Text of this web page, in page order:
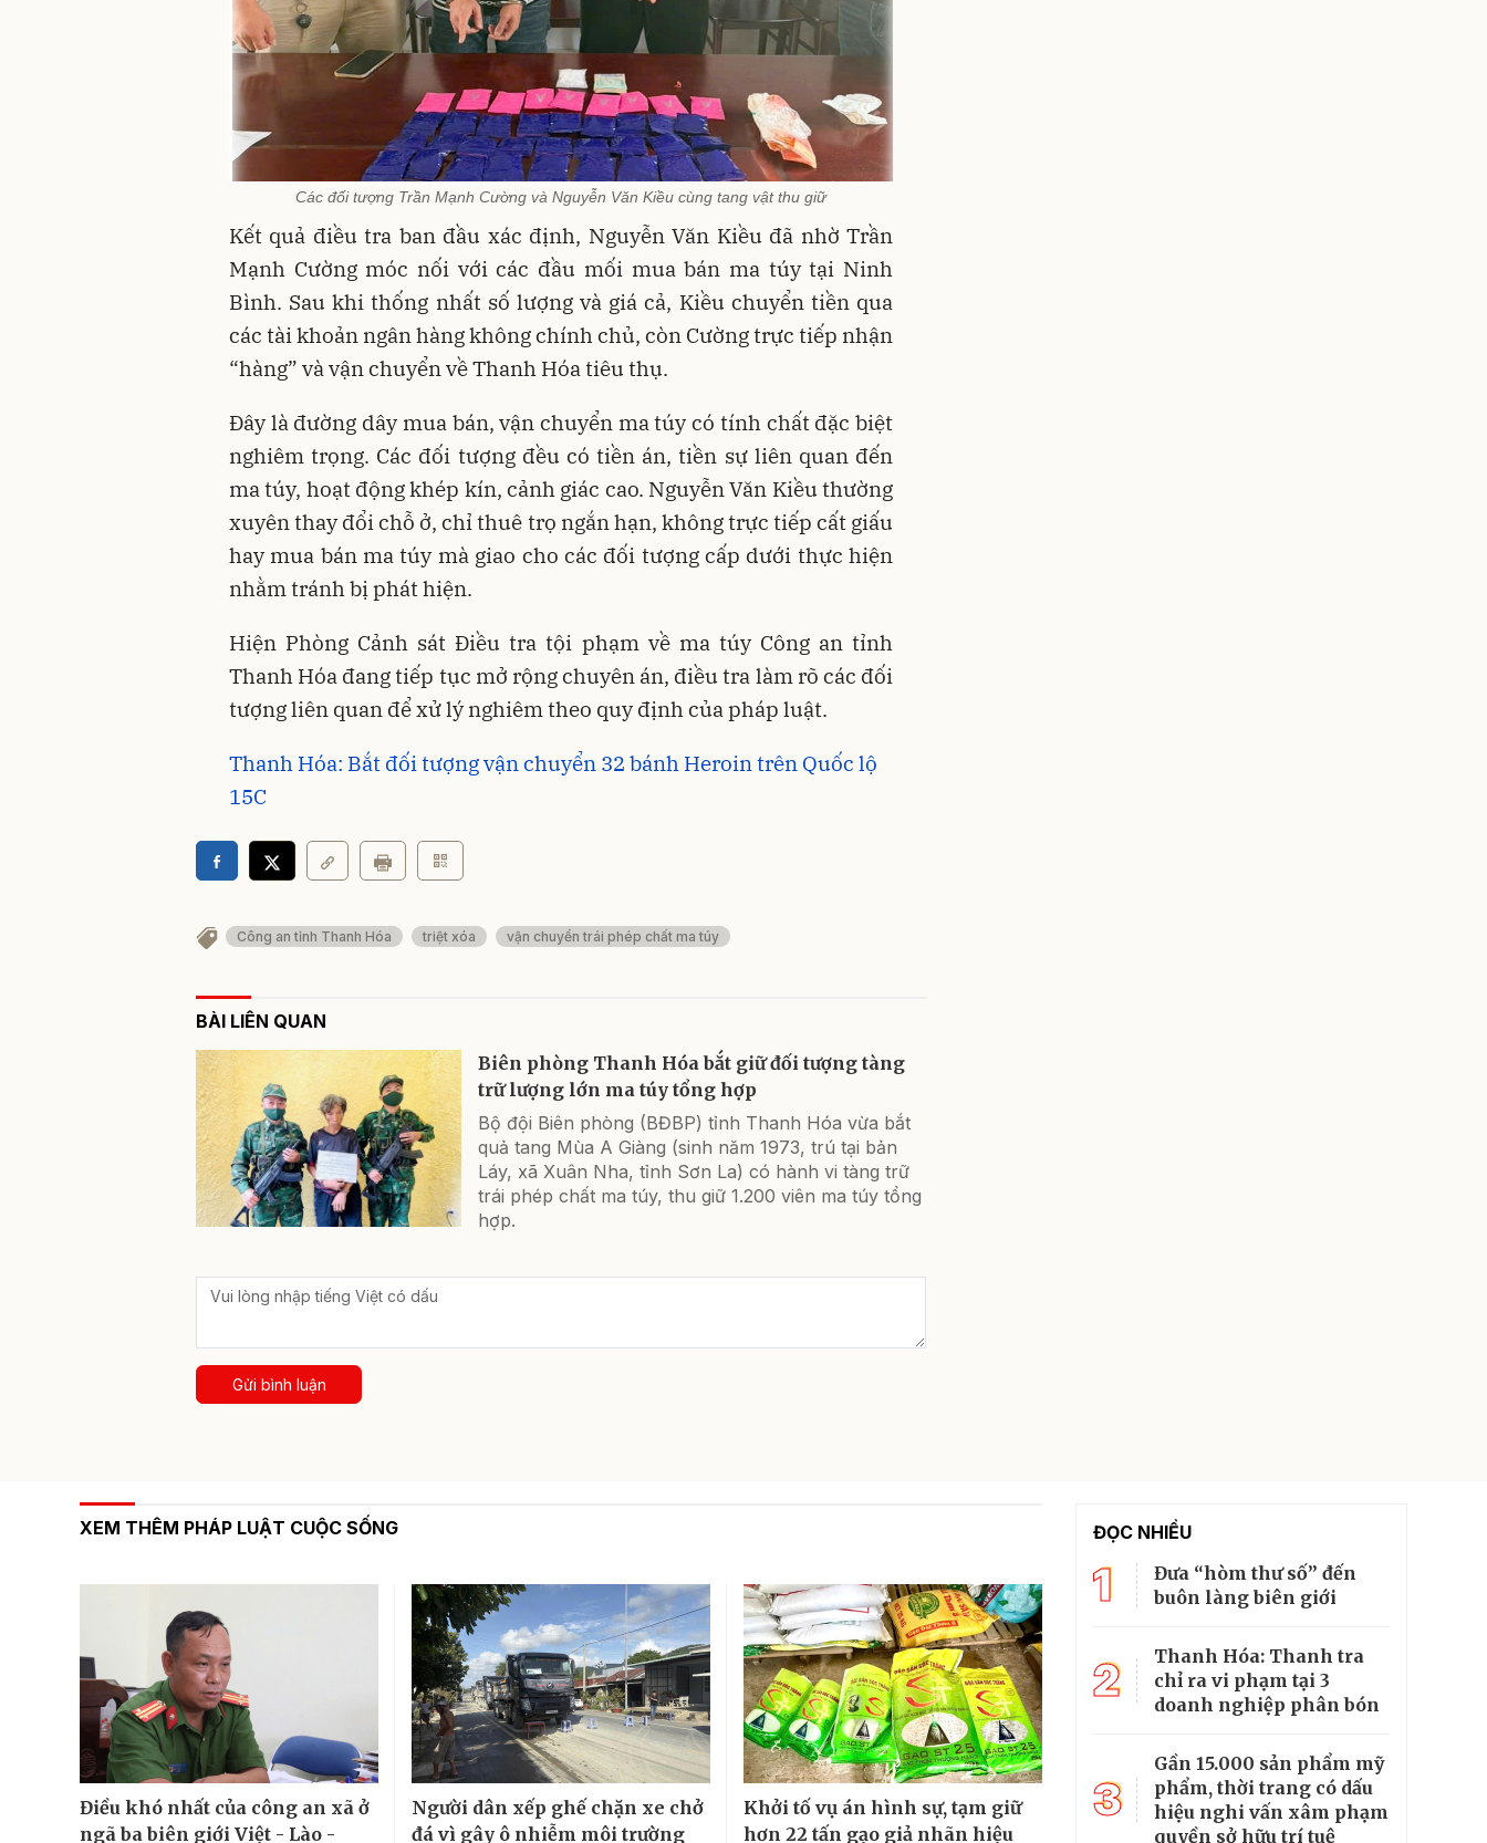
Các đối tượng Trần Mạnh Cường và Nguyễn Văn Kiều cùng tang vật thu giữ
Kết quả điều tra ban đầu xác định, Nguyễn Văn Kiều đã nhờ Trần
Mạnh Cường móc nối với các đầu mối mua bán ma túy tại Ninh
Bình. Sau khi thống nhất số lượng và giá cả, Kiều chuyển tiền qua
các tài khoản ngân hàng không chính chủ, còn Cường trực tiếp nhận
“hàng” và vận chuyển về Thanh Hóa tiêu thụ.
Đây là đường dây mua bán, vận chuyển ma túy có tính chất đặc biệt
nghiêm trọng. Các đối tượng đều có tiền án, tiền sự liên quan đến
ma túy, hoạt động khép kín, cảnh giác cao. Nguyễn Văn Kiều thường
xuyên thay đổi chỗ ở, chỉ thuê trọ ngắn hạn, không trực tiếp cất giấu
hay mua bán ma túy mà giao cho các đối tượng cấp dưới thực hiện
nhằm tránh bị phát hiện.
Hiện Phòng Cảnh sát Điều tra tội phạm về ma túy Công an tỉnh
Thanh Hóa đang tiếp tục mở rộng chuyên án, điều tra làm rõ các đối
tượng liên quan để xử lý nghiêm theo quy định của pháp luật.
Thanh Hóa: Bắt đối tượng vận chuyển 32 bánh Heroin trên Quốc lộ
15C
Công an tỉnh Thanh Hóa triệt xóa vận chuyển trái phép chất ma túy
BÀI LIÊN QUAN
Biên phòng Thanh Hóa bắt giữ đối tượng tàng
trữ lượng lớn ma túy tổng hợp
Bộ đội Biên phòng (BĐBP) tỉnh Thanh Hóa vừa bắt
quả tang Mùa A Giàng (sinh năm 1973, trú tại bản
Láy, xã Xuân Nha, tỉnh Sơn La) có hành vi tàng trữ
trái phép chất ma túy, thu giữ 1.200 viên ma túy tổng
hợp.
Gửi bình luận
XEM THÊM PHÁP LUẬT CUỘC SỐNG
Điều khó nhất của công an xã ở
ngã ba biên giới Việt - Lào -
Người dân xếp ghế chặn xe chở
đá vì gây ô nhiễm môi trường
Khởi tố vụ án hình sự, tạm giữ
hơn 22 tấn gạo giả nhãn hiệu
ĐỌC NHIỀU
1
Đưa “hòm thư số” đến
buôn làng biên giới
2
Thanh Hóa: Thanh tra
chỉ ra vi phạm tại 3
doanh nghiệp phân bón
3
Gần 15.000 sản phẩm mỹ
phẩm, thời trang có dấu
hiệu nghi vấn xâm phạm
quyền sở hữu trí tuệ